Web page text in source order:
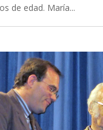
de edad. María...